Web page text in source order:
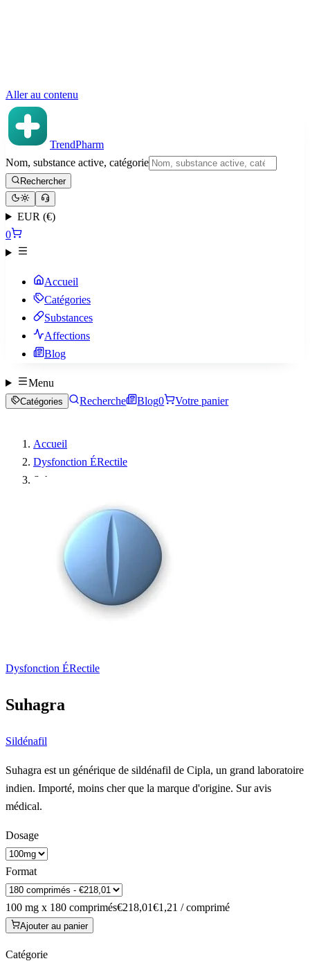
Aller au contenu
TrendPharm
Nom, substance active, catégorie
Rechercher
EUR (€)
0
Accueil
Catégories
Substances
Affections
Blog
Menu
Catégories Recherche Blog0 Votre panier
Accueil
Dysfonction ÉRectile
Suhagra
Dysfonction ÉRectile
Suhagra
Sildénafil
Suhagra est un générique de sildénafil de Cipla, un grand laboratoire
indien. Importé, moins cher que la marque d'origine. Sur avis
médical.
Dosage
Format
100 mg x 180 comprimés€218,01€1,21 / comprimé
Ajouter au panier
Catégorie